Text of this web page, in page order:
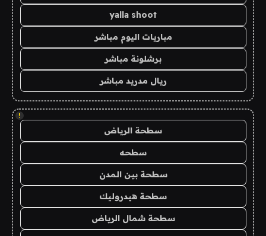
yalla shoot
مباريات اليوم مباشر
برشلونة مباشر
ريال مدريد مباشر
!
سطحة الرياض
سطحه
سطحة بين المدن
سطحة هيدروليك
سطحة شمال الرياض